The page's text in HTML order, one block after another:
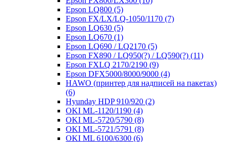
Epson LQ800 (5)
Epson FX/LX/LQ-1050/1170 (7)
Epson LQ630 (5)
Epson LQ670 (1)
Epson LQ690 / LQ2170 (5)
Epson FX890 / LQ950(?) / LQ590(?) (11)
Epson FXLQ 2170/2190 (9)
Epson DFX5000/8000/9000 (4)
HAWO (принтер для надписей на пакетах)
(6)
Hyunday HDP 910/920 (2)
OKI ML-1120/1190 (4)
OKI ML-5720/5790 (8)
OKI ML-5721/5791 (8)
OKI ML 6100/6300 (6)